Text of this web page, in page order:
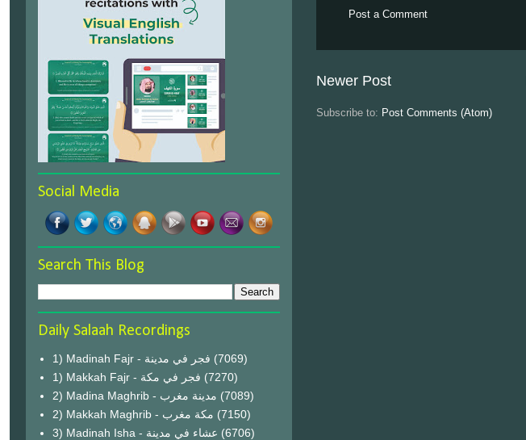
Post a Comment
Newer Post
Subscribe to: Post Comments (Atom)
Social Media
Search This Blog
Daily Salaah Recordings
1) Madinah Fajr - فجر في مدينة (7069)
1) Makkah Fajr - فجر في مكة (7270)
2) Madina Maghrib - مدينة مغرب (7089)
2) Makkah Maghrib - مكة مغرب (7150)
3) Madinah Isha - عشاء في مدينة (6706)